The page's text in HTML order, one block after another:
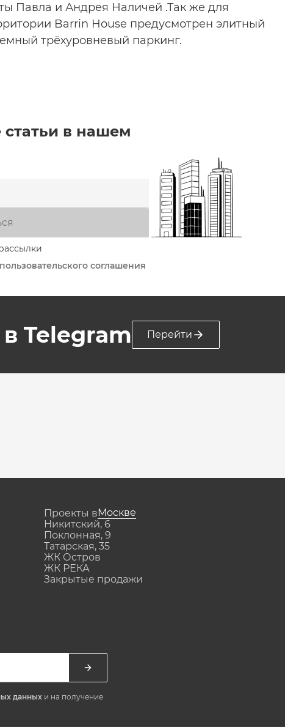
Павла и Андрея Наличей .Так же для
Barrin House предусмотрен элитный
трёхуровневый паркинг.
в нашем
пользовательского соглашения
Telegram Перейти
Проекты вМоскве
Никитский, 6
Поклонная, 9
Татарская, 35
ЖК Остров
ЖК РЕКА
Закрытые продажи
данных и на получение